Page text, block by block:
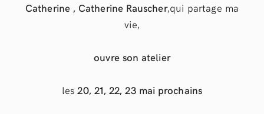
Catherine , Catherine Rauscher,qui partage ma
vie,
ouvre son atelier
les20, 21, 22, 23 mai prochains